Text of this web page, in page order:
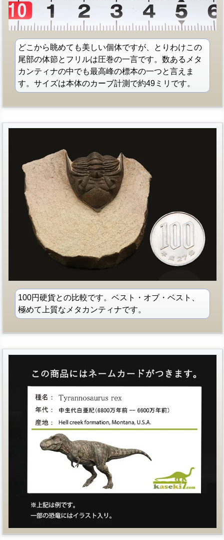
どこから眺めても美しい個体ですが、とりわけこの
尾部の体節とフリルは圧巻の一言です。数あるメタ
カンティナの中でも最高峰の標本の一つと言えま
す。サイズは本体のカーブ計測で約49ミリです。
100円硬貨との比較です。ベスト・オブ・ベスト、
極めて上質なメタカンティナです。